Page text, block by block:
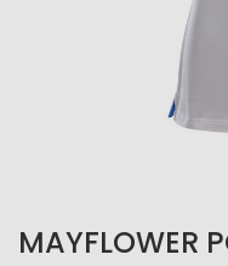
MAYFLOWER